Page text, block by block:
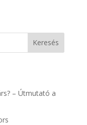
– Útmutató a